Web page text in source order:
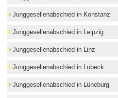
Junggesellenabschied in Konstanz
Junggesellenabschied in Leipzig
Junggesellenabschied in Linz
Junggesellenabschied in Lübeck
Junggesellenabschied in Lüneburg